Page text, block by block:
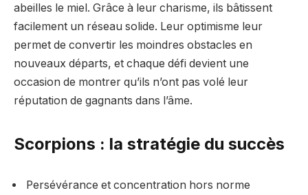
abeilles le miel. Grâce à leur charisme, ils bâtissent
facilement un réseau solide. Leur optimisme leur
permet de convertir les moindres obstacles en
nouveaux départs, et chaque défi devient une
occasion de montrer qu’ils n’ont pas volé leur
réputation de gagnants dans l’âme.
Scorpions : la stratégie du succès
Persévérance et concentration hors norme